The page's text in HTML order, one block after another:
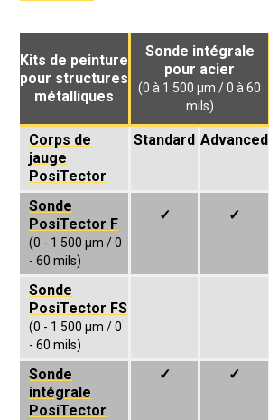
Kits de peinture
pour structures
métalliques
Sonde intégrale
pour acier
(0 à 1 500 µm / 0 à 60
mils)
Corps de
jauge
PosiTector
Standard Advanced
(0 - 1 500 µm / 0
- 60 mils)
Sonde
PosiTector F
✓ ✓
(0 - 1 500 µm / 0
- 60 mils)
Sonde
PosiTector FS
Sonde
intégrale
PosiTector
✓ ✓